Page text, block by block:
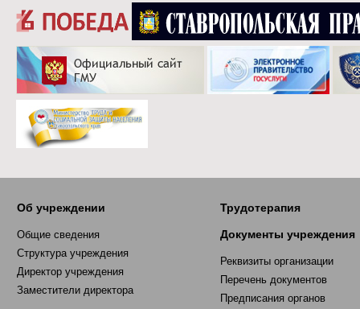
Об учреждении
Общие сведения
Структура учреждения
Директор учреждения
Заместители директора
Трудотерапия
Документы учреждения
Реквизиты организации
Перечень документов
Предписания органов